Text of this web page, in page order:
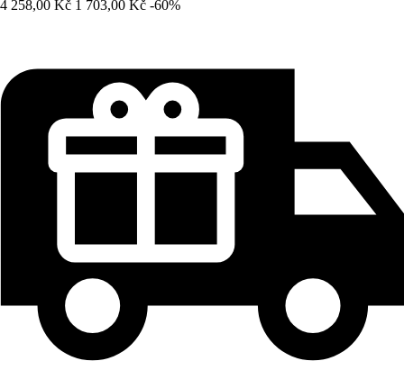
4 258,00 Kč 1 703,00 Kč -60%